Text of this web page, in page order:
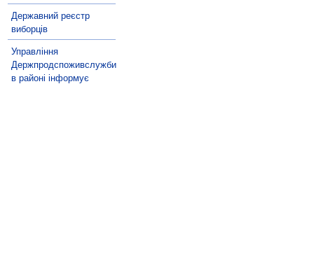
Державний реєстр
виборців
Управління
Держпродспоживслужби
в районі інформує